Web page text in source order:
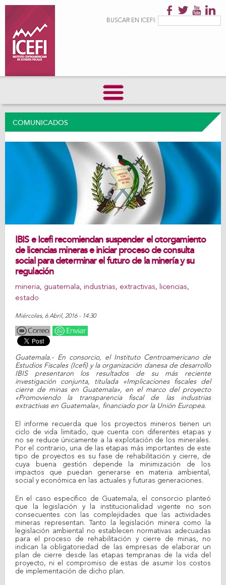
principalFormulario de
BUSCAR EN ICEFI:
COMUNICADOS
IBIS e Icefi recomiendan suspender el otorgamiento
de licencias mineras e iniciar proceso de consulta
social para determinar el futuro de la minería y su
regulación
mineria, guatemala, industrias, extractivas, licencias,
estado
Miércoles, 6 Abril, 2016 - 14:30
Guatemala.- En consorcio, el Instituto Centroamericano de
Estudios Fiscales (Icefi) y la organización danesa de desarrollo
IBIS presentaron los resultados de su más reciente
investigación conjunta, titulada «Implicaciones fiscales del
cierre de minas en Guatemala», en el marco del proyecto
«Promoviendo la transparencia fiscal de las industrias
extractivas en Guatemala», financiado por la Unión Europea.
El informe recuerda que los proyectos mineros tienen un
ciclo de vida limitado, que cuenta con diferentes etapas y
no se reduce únicamente a la explotación de los minerales.
Por el contrario, una de las etapas más importantes de este
tipo de proyectos es su fase de rehabilitación y cierre, de
cuya buena gestión depende la minimización de los
impactos que puedan generarse en materia ambiental,
social y económica en las actuales y futuras generaciones.
En el caso específico de Guatemala, el consorcio planteó
que la legislación y la institucionalidad vigente no son
consecuentes con las complejidades que las actividades
mineras representan. Tanto la legislación minera como la
legislación ambiental no establecen normativas adecuadas
para el proceso de rehabilitación y cierre de minas, no
indican la obligatoriedad de las empresas de elaborar un
plan de cierre desde las etapas tempranas de la vida del
proyecto, ni el compromiso de estas de asumir los costos
de implementación de dicho plan.